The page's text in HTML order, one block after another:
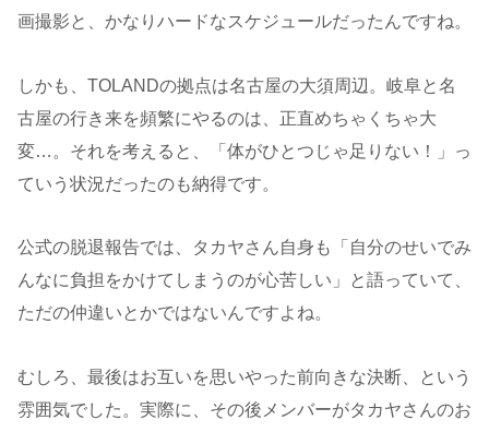
画撮影と、かなりハードなスケジュールだったんですね。
しかも、TOLANDの拠点は名古屋の大須周辺。岐阜と名
古屋の行き来を頻繁にやるのは、正直めちゃくちゃ大
変…。それを考えると、「体がひとつじゃ足りない！」っ
ていう状況だったのも納得です。
公式の脱退報告では、タカヤさん自身も「自分のせいでみ
んなに負担をかけてしまうのが心苦しい」と語っていて、
ただの仲違いとかではないんですよね。
むしろ、最後はお互いを思いやった前向きな決断、という
雰囲気でした。実際に、その後メンバーがタカヤさんのお